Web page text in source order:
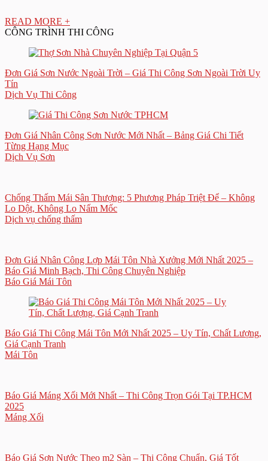
READ MORE +
CÔNG TRÌNH THI CÔNG
Đơn Giá Sơn Nước Ngoài Trời – Giá Thi Công Sơn Ngoài Trời Uy
Tín
Dịch Vụ Thi Công
Đơn Giá Nhân Công Sơn Nước Mới Nhất – Bảng Giá Chi Tiết
Từng Hạng Mục
Dịch Vụ Sơn
Chống Thấm Mái Sân Thượng: 5 Phương Pháp Triệt Để – Không
Lo Dột, Không Lo Nấm Mốc
Dịch vụ chống thấm
Đơn Giá Nhân Công Lợp Mái Tôn Nhà Xưởng Mới Nhất 2025 –
Báo Giá Minh Bạch, Thi Công Chuyên Nghiệp
Báo Giá Mái Tôn
Báo Giá Thi Công Mái Tôn Mới Nhất 2025 – Uy Tín, Chất Lượng,
Giá Cạnh Tranh
Mái Tôn
Báo Giá Máng Xối Mới Nhất – Thi Công Trọn Gói Tại TP.HCM
2025
Máng Xối
Báo Giá Sơn Nước Theo m2 Sàn – Thi Công Chuẩn, Giá Tốt